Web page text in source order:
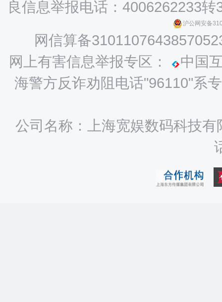
良信息举报电话：4006262233转
沪公网安备
网信算备
网上有害信息举报专区：
中国
海警方反诈劝阻电话"96110"系
公司名称：上海宽娱数码科技有